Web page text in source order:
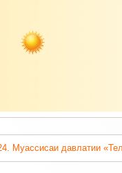
Муассисаи давлатии